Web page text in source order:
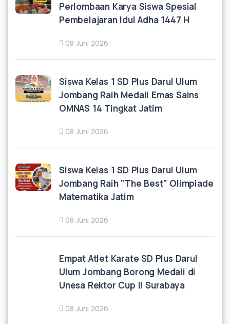
Perlombaan Karya Siswa Spesial
Pembelajaran Idul Adha 1447 H
08 Juni 2026
Siswa Kelas 1 SD Plus Darul Ulum
Jombang Raih Medali Emas Sains
OMNAS 14 Tingkat Jatim
08 Juni 2026
Siswa Kelas 1 SD Plus Darul Ulum
Jombang Raih "The Best" Olimpiade
Matematika Jatim
08 Juni 2026
Empat Atlet Karate SD Plus Darul
Ulum Jombang Borong Medali di
Unesa Rektor Cup II Surabaya
08 Juni 2026